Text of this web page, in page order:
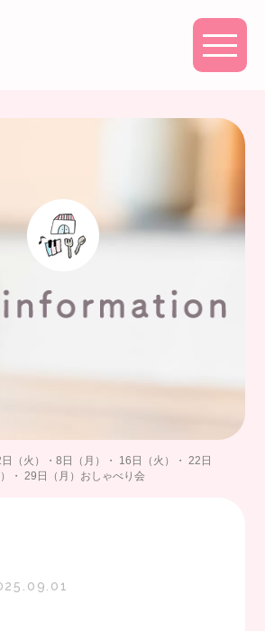
（火）・8日（月）・ 16日（火）・ 22日
）・ 29日（月）おしゃべり会